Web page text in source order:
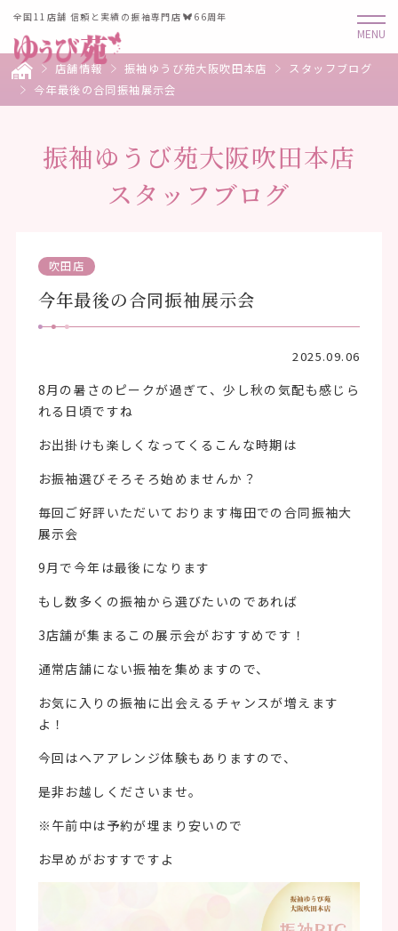
全国11店舗 信頼と実績の振袖専門店 66周年
店舗情報 振袖ゆうび苑大阪吹田本店
スタッフブログ
今年最後の合同振袖展示会
振袖ゆうび苑大阪吹田本店
スタッフブログ
吹田店
今年最後の合同振袖展示会
2025.09.06
8月の暑さのピークが過ぎて、少し秋の気配も感じら
れる日頃ですね
お出掛けも楽しくなってくるこんな時期は
お振袖選びそろそろ始めませんか？
毎回ご好評いただいております梅田での合同振袖大
展示会
9月で今年は最後になります
もし数多くの振袖から選びたいのであれば
3店舗が集まるこの展示会がおすすめです！
通常店舗にない振袖を集めますので、
お気に入りの振袖に出会えるチャンスが増えます
よ！
今回はヘアアレンジ体験もありますので、
是非お越しくださいませ。
※午前中は予約が埋まり安いので
お早めがおすすですよ